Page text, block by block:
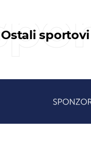
Ostali sportovi